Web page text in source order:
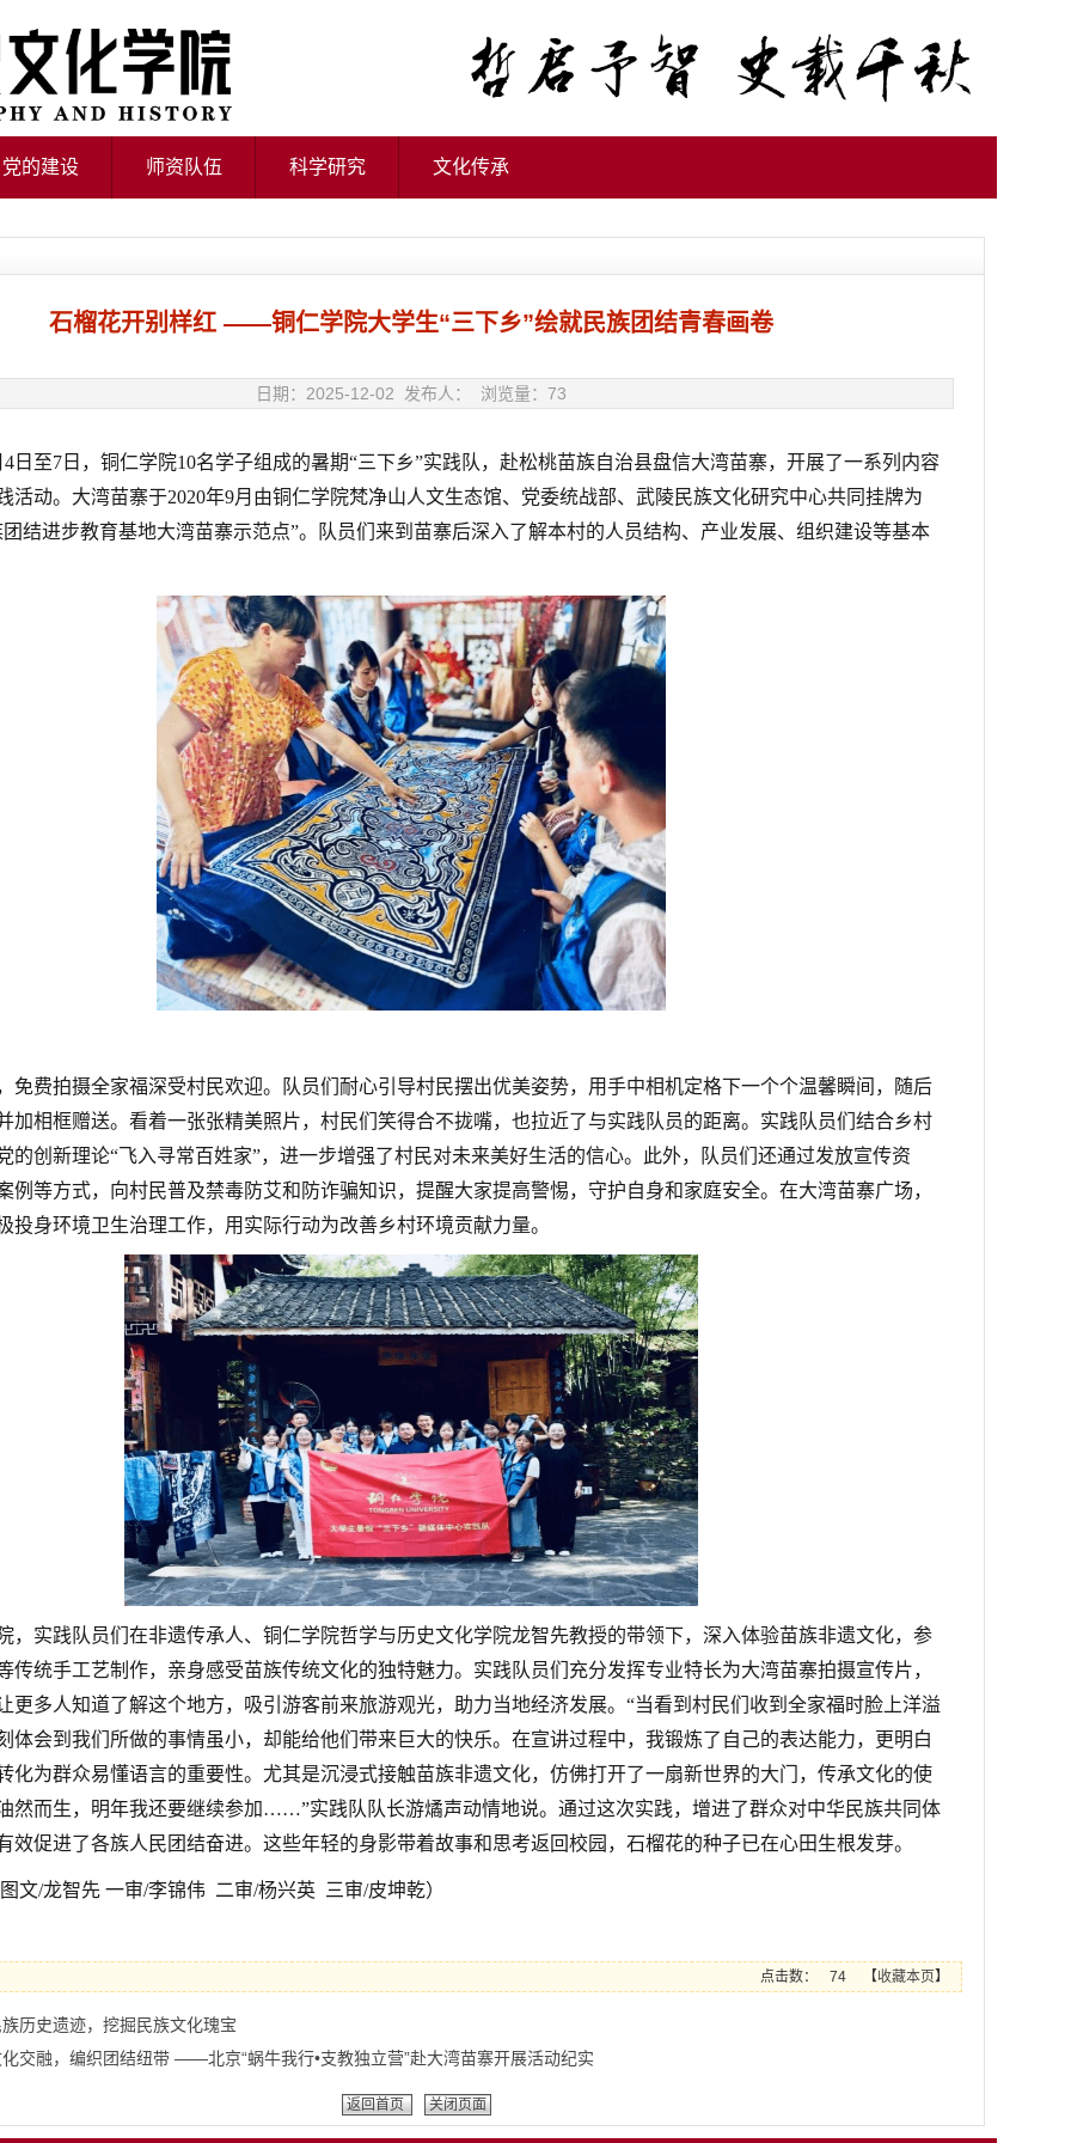
党的建设 师资队伍 科学研究 文化传承
石榴花开别样红 ——铜仁学院大学生“三下乡”绘就民族团结青春画卷
日期：2025-12-02 发布人： 浏览量： 73
4日至7日，铜仁学院10名学子组成的暑期“三下乡”实践队，赴松桃苗族自治县盘信大湾苗寨，开展了一系列内容
活动。大湾苗寨于2020年9月由铜仁学院梵净山人文生态馆、党委统战部、武陵民族文化研究中心共同挂牌为
结进步教育基地大湾苗寨示范点”。队员们来到苗寨后深入了解本村的人员结构、产业发展、组织建设等基本
免费拍摄全家福深受村民欢迎。队员们耐心引导村民摆出优美姿势，用手中相机定格下一个个温馨瞬间，随后
加相框赠送。看着一张张精美照片，村民们笑得合不拢嘴，也拉近了与实践队员的距离。 实践队员们结合乡村
的创新理论“飞入寻常百姓家”，进一步增强了村民对未来美好生活的信心。此外，队员们还通过发放宣传资
例等方式，向村民普及禁毒防艾和防诈骗知识，提醒大家提高警惕，守护自身和家庭安全。 在大湾苗寨广场，
投身环境卫生治理工作，用实际行动为改善乡村环境贡献力量。
，实践队员们在非遗传承人、铜仁学院哲学与历史文化学院龙智先教授的带领下，深入体验苗族非遗文化，参
传统手工艺制作，亲身感受苗族传统文化的独特魅力。实践队 员们 充分发挥专业特长为大湾苗寨拍摄宣传片，
更多人知道了解这个地方，吸引游客前来旅游观光，助力当地经济发展。 “当看到村民们收到全家福时脸上洋溢
体会到我们所做的事情虽小，却能给他们带来巨大的快乐。在宣讲过程中，我锻炼了自己的表达能力，更明白
化为群众易懂语言的重要性。尤其是沉浸式接触苗族非遗文化，仿佛打开了一扇新世界的大门，传承文化的使
然而生，明年我还要继续参加……”实践队队长游燏声动情地说。通过这次实践，增进了群众对中华民族共同体
效促进了各族人民团结奋进。 这些年轻的身影带着故事和思考返回校园，石榴花的种子已在心田生根发芽。
图文/龙智先 一审/李锦伟 二审/杨兴英 三审/皮坤乾）
点击数： 74 【收藏本页】
历史遗迹，挖掘民族文化瑰宝
交融，编织团结纽带 ——北京“蜗牛我行•支教独立营”赴大湾苗寨开展活动纪实
返回首页 关闭页面